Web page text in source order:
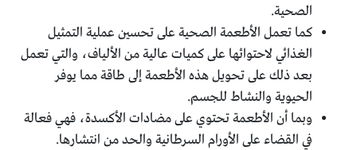
الصحية.
كما تعمل الأطعمة الصحية على تحسين عملية التمثيل
الغذائي لاحتوائها على كميات عالية من الألياف، والتي تعمل
بعد ذلك على تحويل هذه الأطعمة إلى طاقة مما يوفر
الحيوية والنشاط للجسم.
وبما أن الأطعمة تحتوي على مضادات الأكسدة، فهي فعالة
في القضاء على الأورام السرطانية والحد من انتشارها.